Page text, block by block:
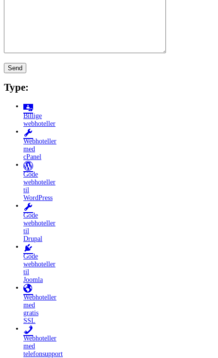
Type:
Billige
webhoteller
Webhoteller
med
cPanel
Gode
webhoteller
til
WordPress
Gode
webhoteller
til
Drupal
Gode
webhoteller
til
Joomla
Webhoteller
med
gratis
SSL
Webhoteller
med
telefonsupport